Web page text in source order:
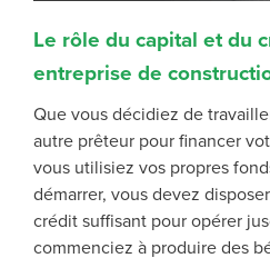
Le rôle du capital et du
entreprise de
Que vous décidiez de
autre prêteur pour financer
vous utilisiez vos propres
démarrer, vous devez
crédit suffisant pour opérer
commenciez à produire des